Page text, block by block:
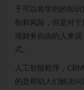
于可以将学到的知
制和风险，但是对
现财务自由的人来
式。
人工智能程序，
的是帮助人们解决问